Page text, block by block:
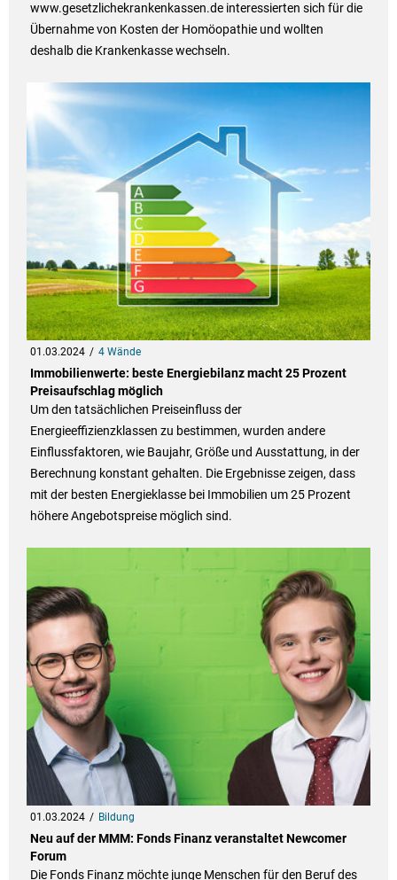
www.gesetzlichekrankenkassen.de interessierten sich für die
Übernahme von Kosten der Homöopathie und wollten
deshalb die Krankenkasse wechseln.
01.03.2024 4 Wände
Immobilienwerte: beste Energiebilanz macht 25 Prozent
Preisaufschlag möglich
Um den tatsächlichen Preiseinfluss der
Energieeffizienzklassen zu bestimmen, wurden andere
Einflussfaktoren, wie Baujahr, Größe und Ausstattung, in der
Berechnung konstant gehalten. Die Ergebnisse zeigen, dass
mit der besten Energieklasse bei Immobilien um 25 Prozent
höhere Angebotspreise möglich sind.
01.03.2024 Bildung
Neu auf der MMM: Fonds Finanz veranstaltet Newcomer
Forum
Die Fonds Finanz möchte junge Menschen für den Beruf des